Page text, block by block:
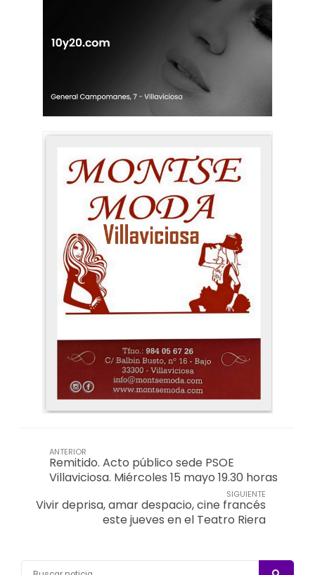
ANTERIOR
Remitido. Acto público sede PSOE
Villaviciosa. Miércoles 15 mayo 19.30 horas
SIGUIENTE
Vivir deprisa, amar despacio, cine francés
este jueves en el Teatro Riera